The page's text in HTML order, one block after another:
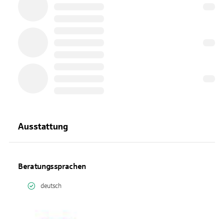
Ausstattung
Beratungssprachen
deutsch